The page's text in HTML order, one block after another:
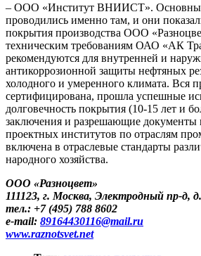
– ООО «Институт ВНИИСТ». Основные
проводились именно там, и они
покрытия производства ООО
техническим требованиям ОАО «АК
рекомендуются для внутренней и
антикоррозионной защиты нефтяных
холодного и умеренного климата. Вся
сертифицирована, прошла успешные
долговечность покрытия (10-15 лет и
заключения и разрешающие
проектных институтов по отраслям
включена в отраслевые стандарты
народного хозяйства.
ООО «Разноцвет»
111123, г. Москва, Электродный пр-д,
тел.: +7 (495) 788 8602
e-mail: 89164430116​@​mail.ru
www.raznotsvet.net